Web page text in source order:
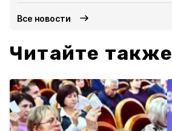
Все новости
Читайте также